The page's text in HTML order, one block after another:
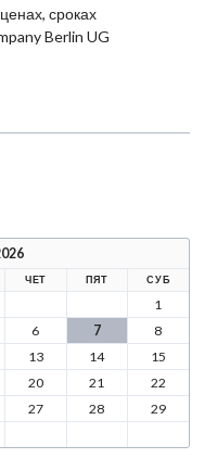
сроках
Berlin UG
ЧЕТ ПЯТ СУБ
1
6 7
8
13 14
15
20 21
22
27 28
29